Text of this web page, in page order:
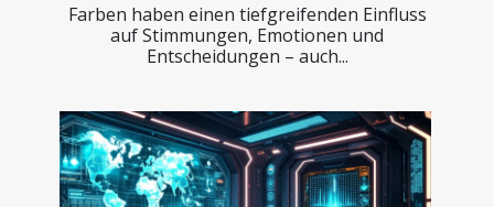
Farben haben einen tiefgreifenden Einfluss
auf Stimmungen, Emotionen und
Entscheidungen – auch...